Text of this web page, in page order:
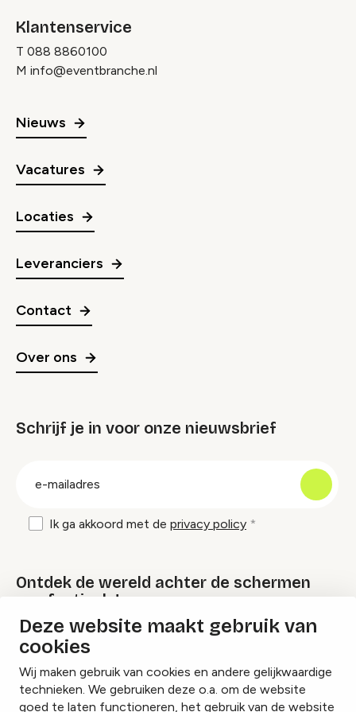
Deze website maakt gebruik van
cookies
Wij maken gebruik van cookies en andere gelijkwaardige
technieken. We gebruiken deze o.a. om de website
goed te laten functioneren, het gebruik van de website
Klantenservice
T 088 8860100
M info@eventbranche.nl
Nieuws
Vacatures
Locaties
Leveranciers
Contact
Over ons
Schrijf je in voor onze nieuwsbrief
Ik ga akkoord met de privacy policy
Ontdek de wereld achter de schermen
van festivals!
Lees onze Festival Specials